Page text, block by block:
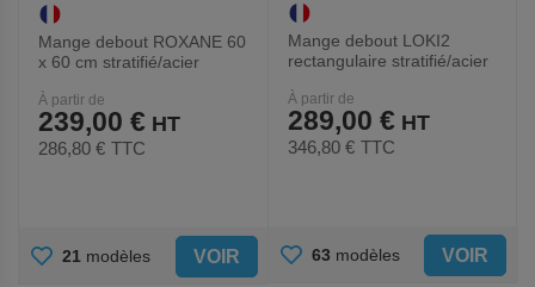
Mange debout ROXANE 60
x 60 cm stratifié/acier
À partir de
239,00 €
286,80 € TTC
AJOUTER
21 modèles VOIR
Mange debout LOKI2
rectangulaire stratifié/acier
À partir de
289,00 €
346,80 € TTC
AJOUTER
63 modèles VOIR